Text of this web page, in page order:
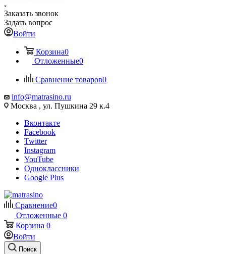
Заказать звонок
Задать вопрос
Войти
Корзина0
Отложенные0
Сравнение товаров0
info@matrasino.ru
Москва , ул. Пушкина 29 к.4
Вконтакте
Facebook
Twitter
Instagram
YouTube
Одноклассники
Google Plus
Сравнение0
Отложенные 0
Корзина 0
Войти
Поиск